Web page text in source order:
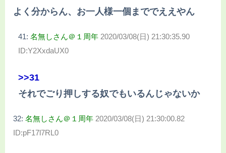
よく分からん、お一人様一個まででええやん
41: 名無しさん＠１周年 2020/03/08(日) 21:30:35.90
ID:Y2XxdaUX0
>>31
それでごり押しする奴でもいるんじゃないか
32: 名無しさん＠１周年 2020/03/08(日) 21:30:00.82
ID:pF17l7RL0